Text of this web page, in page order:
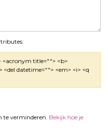
title=""> <b>
<del datetime=""> <em> <i> <q
te verminderen. Bekijk hoe je